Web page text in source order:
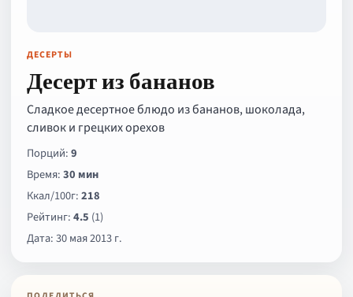
ДЕСЕРТЫ
Десерт из бананов
Сладкое десертное блюдо из бананов, шоколада,
сливок и грецких орехов
Порций:9
Время:30 мин
Ккал/100г:218
Рейтинг:4.5 (1)
Дата: 30 мая 2013 г.